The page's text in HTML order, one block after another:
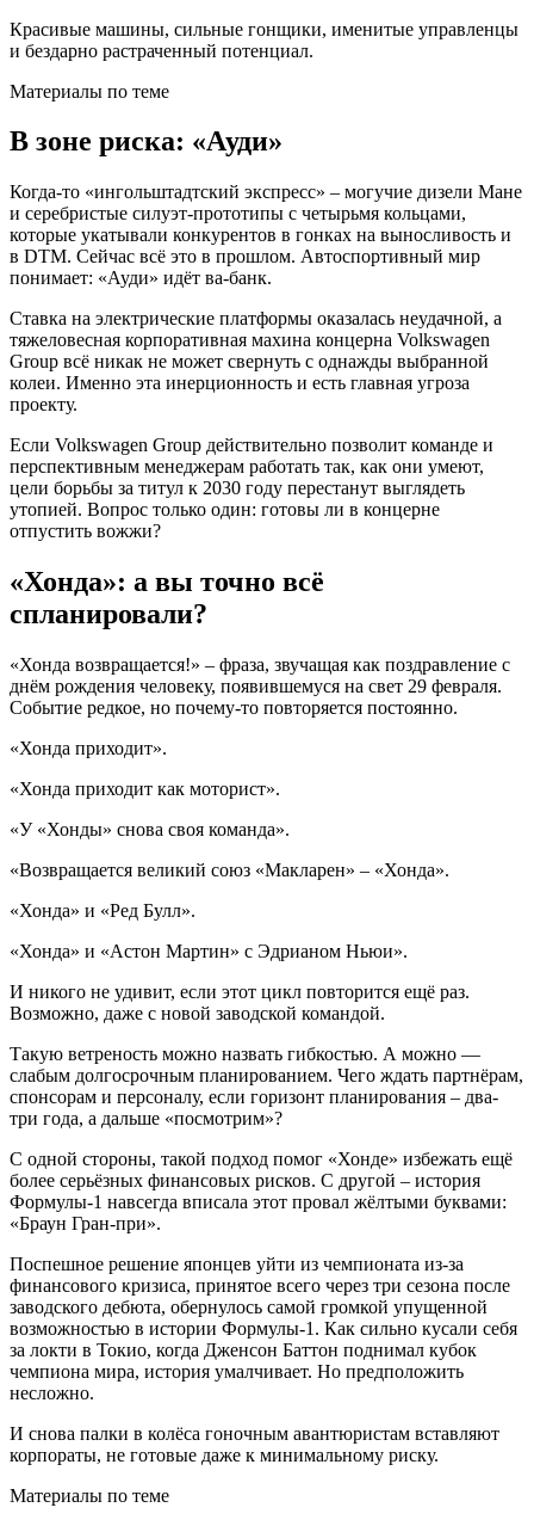
Красивые машины, сильные гонщики, именитые управленцы
и бездарно растраченный потенциал.
Материалы по теме
В зоне риска: «Ауди»
Когда-то «ингольштадтский экспресс» – могучие дизели Мане
и серебристые силуэт-прототипы с четырьмя кольцами,
которые укатывали конкурентов в гонках на выносливость и
в DTM. Сейчас всё это в прошлом. Автоспортивный мир
понимает: «Ауди» идёт ва-банк.
Ставка на электрические платформы оказалась неудачной, а
тяжеловесная корпоративная махина концерна Volkswagen
Group всё никак не может свернуть с однажды выбранной
колеи. Именно эта инерционность и есть главная угроза
проекту.
Если Volkswagen Group действительно позволит команде и
перспективным менеджерам работать так, как они умеют,
цели борьбы за титул к 2030 году перестанут выглядеть
утопией. Вопрос только один: готовы ли в концерне
отпустить вожжи?
«Хонда»: а вы точно всё
спланировали?
«Хонда возвращается!» – фраза, звучащая как поздравление с
днём рождения человеку, появившемуся на свет 29 февраля.
Событие редкое, но почему-то повторяется постоянно.
«Хонда приходит».
«Хонда приходит как моторист».
«У «Хонды» снова своя команда».
«Возвращается великий союз «Макларен» – «Хонда».
«Хонда» и «Ред Булл».
«Хонда» и «Астон Мартин» с Эдрианом Ньюи».
И никого не удивит, если этот цикл повторится ещё раз.
Возможно, даже с новой заводской командой.
Такую ветреность можно назвать гибкостью. А можно —
слабым долгосрочным планированием. Чего ждать партнёрам,
спонсорам и персоналу, если горизонт планирования – два-
три года, а дальше «посмотрим»?
С одной стороны, такой подход помог «Хонде» избежать ещё
более серьёзных финансовых рисков. С другой – история
Формулы-1 навсегда вписала этот провал жёлтыми буквами:
«Браун Гран-при».
Поспешное решение японцев уйти из чемпионата из-за
финансового кризиса, принятое всего через три сезона после
заводского дебюта, обернулось самой громкой упущенной
возможностью в истории Формулы-1. Как сильно кусали себя
за локти в Токио, когда Дженсон Баттон поднимал кубок
чемпиона мира, история умалчивает. Но предположить
несложно.
И снова палки в колёса гоночным авантюристам вставляют
корпораты, не готовые даже к минимальному риску.
Материалы по теме